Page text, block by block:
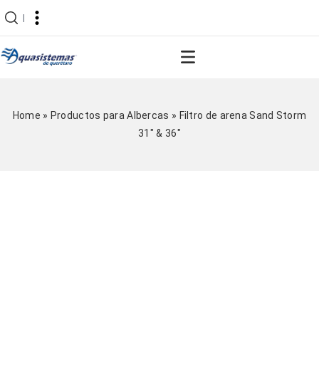
|
Home » Productos para Albercas » Filtro de arena Sand Storm
31″ & 36″